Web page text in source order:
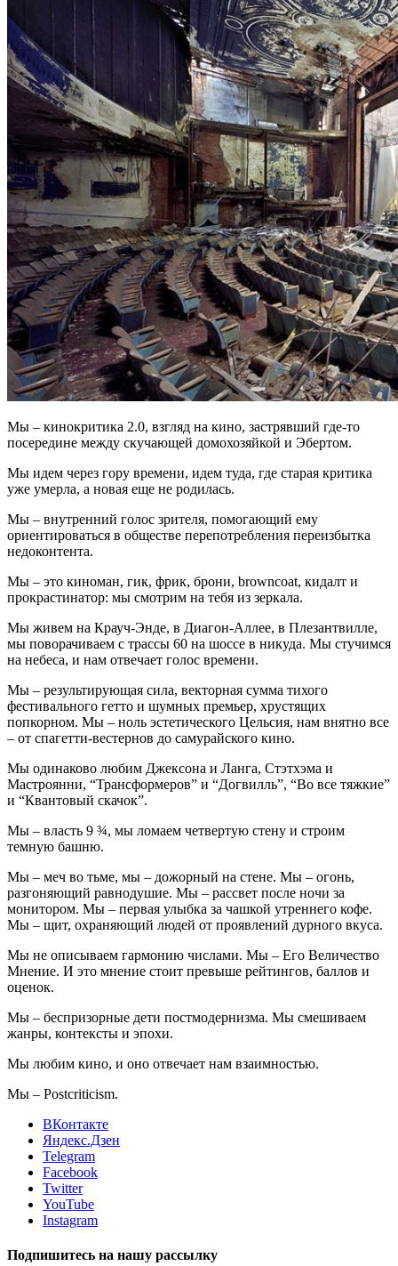
Мы – кинокритика 2.0, взгляд на кино, застрявший где-то
посередине между скучающей домохозяйкой и Эбертом.
Мы идем через гору времени, идем туда, где старая критика
уже умерла, а новая еще не родилась.
Мы – внутренний голос зрителя, помогающий ему
ориентироваться в обществе перепотребления переизбытка
недоконтента.
Мы – это киноман, гик, фрик, брони, browncoat, кидалт и
прокрастинатор: мы смотрим на тебя из зеркала.
Мы живем на Крауч-Энде, в Диагон-Аллее, в Плезантвилле,
мы поворачиваем с трассы 60 на шоссе в никуда. Мы стучимся
на небеса, и нам отвечает голос времени.
Мы – результирующая сила, векторная сумма тихого
фестивального гетто и шумных премьер, хрустящих
попкорном. Мы – ноль эстетического Цельсия, нам внятно все
– от спагетти-вестернов до самурайского кино.
Мы одинаково любим Джексона и Ланга, Стэтхэма и
Мастроянни, “Трансформеров” и “Догвилль”, “Во все тяжкие”
и “Квантовый скачок”.
Мы – власть 9 ¾, мы ломаем четвертую стену и строим
темную башню.
Мы – меч во тьме, мы – дожорный на стене. Мы – огонь,
разгоняющий равнодушие. Мы – рассвет после ночи за
монитором. Мы – первая улыбка за чашкой утреннего кофе.
Мы – щит, охраняющий людей от проявлений дурного вкуса.
Мы не описываем гармонию числами. Мы – Его Величество
Мнение. И это мнение стоит превыше рейтингов, баллов и
оценок.
Мы – беспризорные дети постмодернизма. Мы смешиваем
жанры, контексты и эпохи.
Мы любим кино, и оно отвечает нам взаимностью.
Мы – Postcriticism.
ВКонтакте
Яндекс.Дзен
Telegram
Facebook
Twitter
YouTube
Instagram
Подпишитесь на нашу рассылку